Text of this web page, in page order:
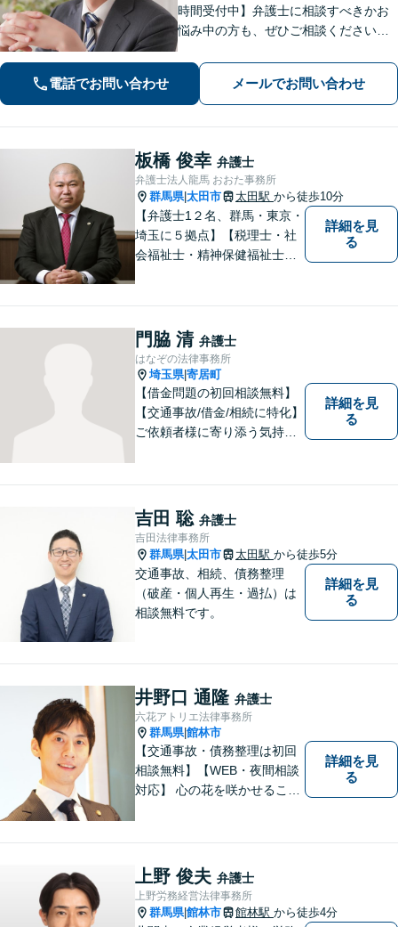
時間受付中】弁護士に相談すべきかお
悩み中の方も、ぜひご相談ください
法務など】ご相談者さまに寄り添い、
きめ細やかな対応で、スピーディーに
最良の解決を目指します【土日・夜間
相談可能】。
電話でお問い合わせ メールでお問い合わせ
板橋 俊幸 弁護士
弁護士法人龍馬 おおた事務所
群馬県|太田市 太田駅 から徒歩10分
【弁護士1２名、群馬・東京・
埼玉に５拠点】【税理士・社
会福祉士・精神保健福祉士が
能】
詳細を見
る
門脇 清 弁護士
はなぞの法律事務所
埼玉県|寄居町
【借金問題の初回相談無料】
【交通事故/借金/相続に特化】
ご依頼者様に寄り添う気持ち
など一般民事から刑事事件、
顧問契約まで幅広い分野に対
応しております。
詳細を見
る
吉田 聡 弁護士
吉田法律事務所
群馬県|太田市 太田駅 から徒歩5分
交通事故、相続、債務整理
（破産・個人再生・過払）は
相談無料です。
詳細を見
る
井野口 通隆 弁護士
六花アトリエ法律事務所
群馬県|館林市
【交通事故・債務整理は初回
相談無料】【WEB・夜間相談
対応】 心の花を咲かせること
一会を大事にし、あなたとの
縁を心からお待ちしていま
す。
詳細を見
る
上野 俊夫 弁護士
上野労務経営法律事務所
群馬県|館林市 館林駅 から徒歩4分